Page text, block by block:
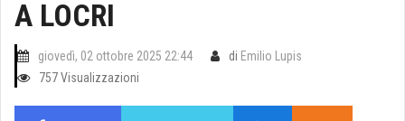
A LOCRI
giovedì, 02 ottobre 2025 22:44 di Emilio Lupis
757 Visualizzazioni